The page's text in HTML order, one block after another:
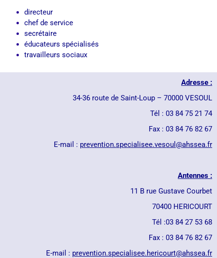
directeur
chef de service
secrétaire
éducateurs spécialisés
travailleurs sociaux
Adresse :
34-36 route de Saint-Loup – 70000 VESOUL
Tél : 03 84 75 21 74
Fax : 03 84 76 82 67
E-mail : prevention.specialisee.vesoul@ahssea.fr
Antennes :
11 B rue Gustave Courbet
70400 HERICOURT
Tél :03 84 27 53 68
Fax : 03 84 76 82 67
E-mail : prevention.specialisee.hericourt@ahssea.fr